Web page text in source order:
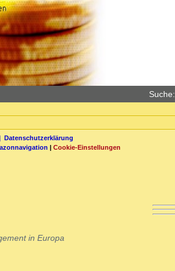
Suche:
Datenschutzerklärung
| Cookie-Einstellungen
in Europa